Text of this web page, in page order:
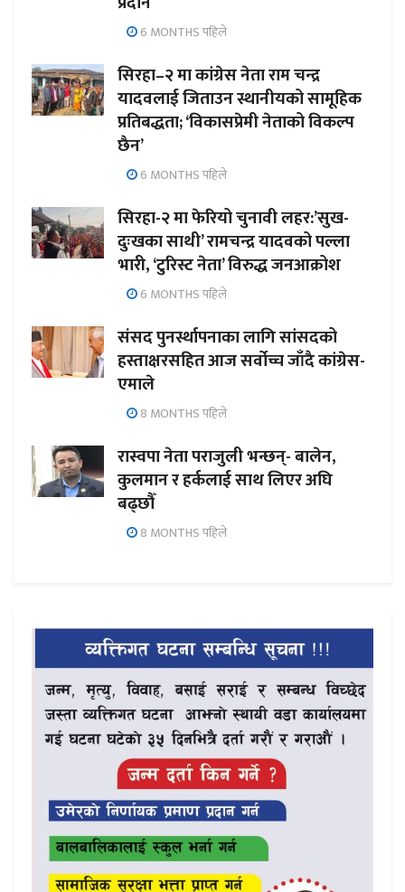
6 MONTHS पहिले
सिरहा–२ मा कांग्रेस नेता राम चन्द्र
यादवलाई जिताउन स्थानीयको सामूहिक
प्रतिबद्धता; ‘विकासप्रेमी नेताको विकल्प
छैन’
6 MONTHS पहिले
सिरहा-२ मा फेरियो चुनावी लहर:’सुख-
दुःखका साथी’ रामचन्द्र यादवको पल्ला
भारी, ‘टुरिस्ट नेता’ विरुद्ध जनआक्रोश
6 MONTHS पहिले
संसद पुनर्स्थापनाका लागि सांसदको
हस्ताक्षरसहित आज सर्वोच्च जाँदै कांग्रेस-
एमाले
8 MONTHS पहिले
रास्वपा नेता पराजुली भन्छन्- बालेन,
कुलमान र हर्कलाई साथ लिएर अघि
बढ्छौँ
8 MONTHS पहिले